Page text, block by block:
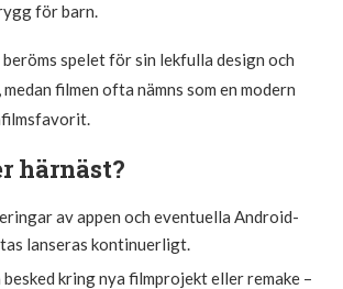
för barn.
beröms spelet för sin lekfulla design och
filmen ofta nämns som en modern
härnäst?
av appen och eventuella Android-
lanseras kontinuerligt.
kring nya filmprojekt eller remake –